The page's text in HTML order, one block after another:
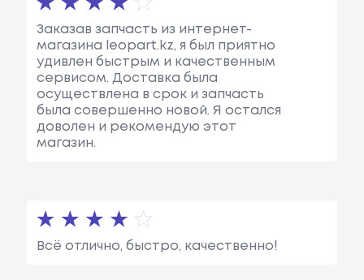
Заказав запчасть из интернет-
магазина leopart.kz, я был приятно
удивлен быстрым и качественным
сервисом. Доставка была
осуществлена в срок и запчасть
была совершенно новой. Я остался
доволен и рекомендую этот
магазин.
Всё отлично, быстро, качественно!